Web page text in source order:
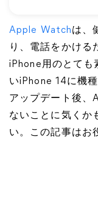
Apple Watchは、
り、電話をかける
iPhone用のとても
いiPhone 14に機
アップデート後、
ないことに気くか
い。この記事はお